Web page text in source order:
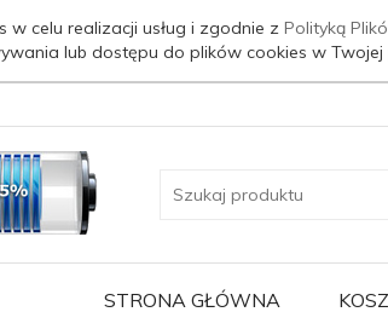
w celu realizacji usług i zgodnie zPolityką
lub dostępu do plików cookies w Twojej
STRONA GŁÓWNA